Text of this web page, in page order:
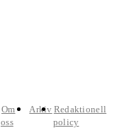
Om
oss
Arkiv Redaktionell
policy